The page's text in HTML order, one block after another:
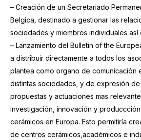
– Creación de un Secretariado
Belgica, destinado a gestionar las
sociedades y miembros individuales así
– Lanzamiento del Bulletin of the
a distribuir directamente a todos los
plantea como organo de comunicación
distintas sociedades, y de expresión de
propuestas y actuaciones mas
investigación, innovación y
cerámicos en Europa. Esto permitiría
de centros cerámicos,académicos e